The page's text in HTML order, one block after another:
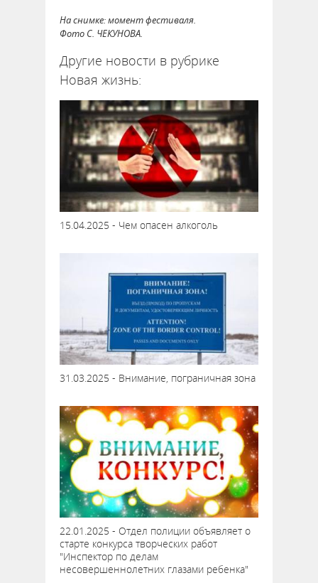
На снимке: момент фестиваля.
Фото С. ЧЕКУНОВА.
Другие новости в рубрике
Новая жизнь:
15.04.2025 - Чем опасен алкоголь
31.03.2025 - Внимание, пограничная зона
22.01.2025 - Отдел полиции объявляет о
старте конкурса творческих работ
"Инспектор по делам
несовершеннолетних глазами ребенка"